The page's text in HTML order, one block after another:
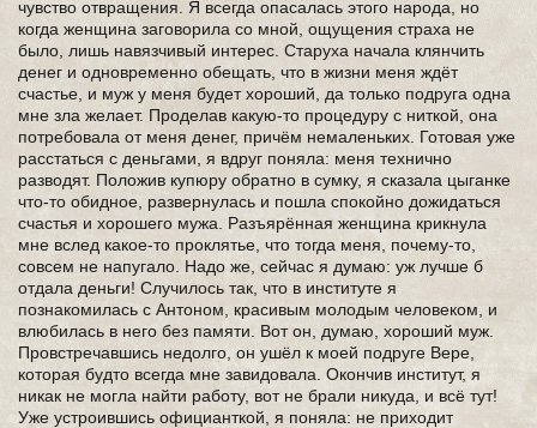
чувство отвращения. Я всегда опасалась этого народа, но
когда женщина заговорила со мной, ощущения страха не
было, лишь навязчивый интерес. Старуха начала клянчить
денег и одновременно обещать, что в жизни меня ждёт
счастье, и муж у меня будет хороший, да только подруга одна
мне зла желает. Проделав какую-то процедуру с ниткой, она
потребовала от меня денег, причём немаленьких. Готовая уже
расстаться с деньгами, я вдруг поняла: меня технично
разводят. Положив купюру обратно в сумку, я сказала цыганке
что-то обидное, развернулась и пошла спокойно дожидаться
счастья и хорошего мужа. Разъярённая женщина крикнула
мне вслед какое-то проклятье, что тогда меня, почему-то,
совсем не напугало. Надо же, сейчас я думаю: уж лучше б
отдала деньги! Случилось так, что в институте я
познакомилась с Антоном, красивым молодым человеком, и
влюбилась в него без памяти. Вот он, думаю, хороший муж.
Провстречавшись недолго, он ушёл к моей подруге Вере,
которая будто всегда мне завидовала. Окончив институт, я
никак не могла найти работу, вот не брали никуда, и всё тут!
Уже устроившись официанткой, я поняла: не приходит